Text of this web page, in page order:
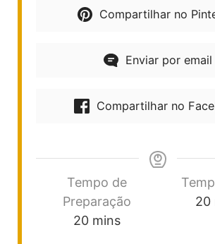
Compartilhar no
Enviar por email
Compartilhar no
Tempo de
Preparação
20 mins
20